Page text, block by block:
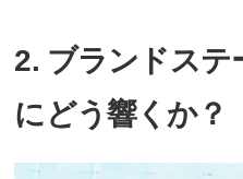
2. ブランドステ
にどう響くか？